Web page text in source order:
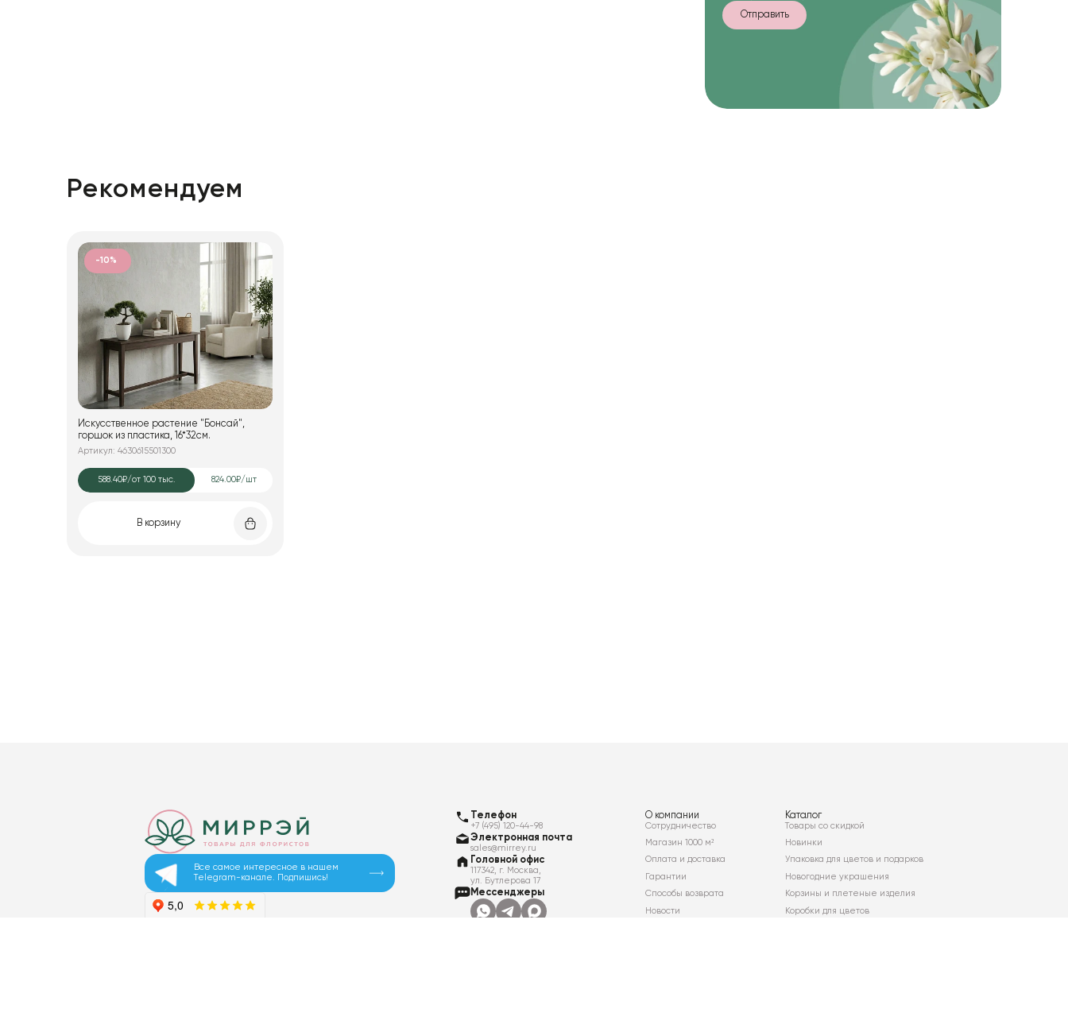
Отправить
Рекомендуем
-10%
Искусственное растение "Бонсай",
горшок из пластика, 16*32см.
Артикул: 4630615501300
588.40₽/от 100 тыс. 824.00₽/шт
В корзину
Все самое интересное в нашем
Telegram-канале. Подпишись!
Телефон
+7 (495) 120-44-98
Электронная почта
sales@mirrey.ru
Головной офис
117342, г. Москва,
ул. Бутлерова 17
Мессенджеры
О компании
Сотрудничество
Магазин 1000 м²
Оплата и доставка
Гарантии
Способы возврата
Новости
Каталог
Товары со скидкой
Новинки
Упаковка для цветов и подарков
Новогодние украшения
Корзины и плетеные изделия
Коробки для цветов